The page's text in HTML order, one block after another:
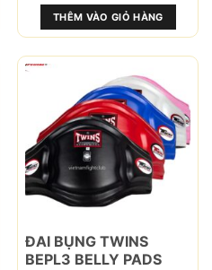
THÊM VÀO GIỎ HÀNG
ĐAI BỤNG TWINS
BEPL3 BELLY PADS